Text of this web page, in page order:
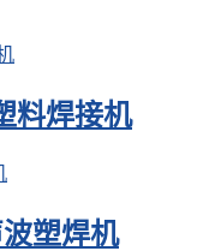
料焊接机
塑焊机